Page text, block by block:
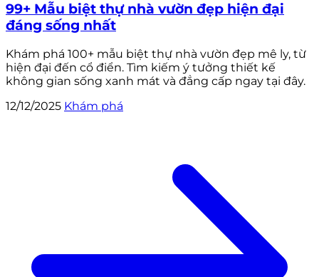
99+ Mẫu biệt thự nhà vườn đẹp hiện đại
đáng sống nhất
Khám phá 100+ mẫu biệt thự nhà vườn đẹp mê ly, từ
hiện đại đến cổ điển. Tìm kiếm ý tưởng thiết kế
không gian sống xanh mát và đẳng cấp ngay tại đây.
12/12/2025 Khám phá